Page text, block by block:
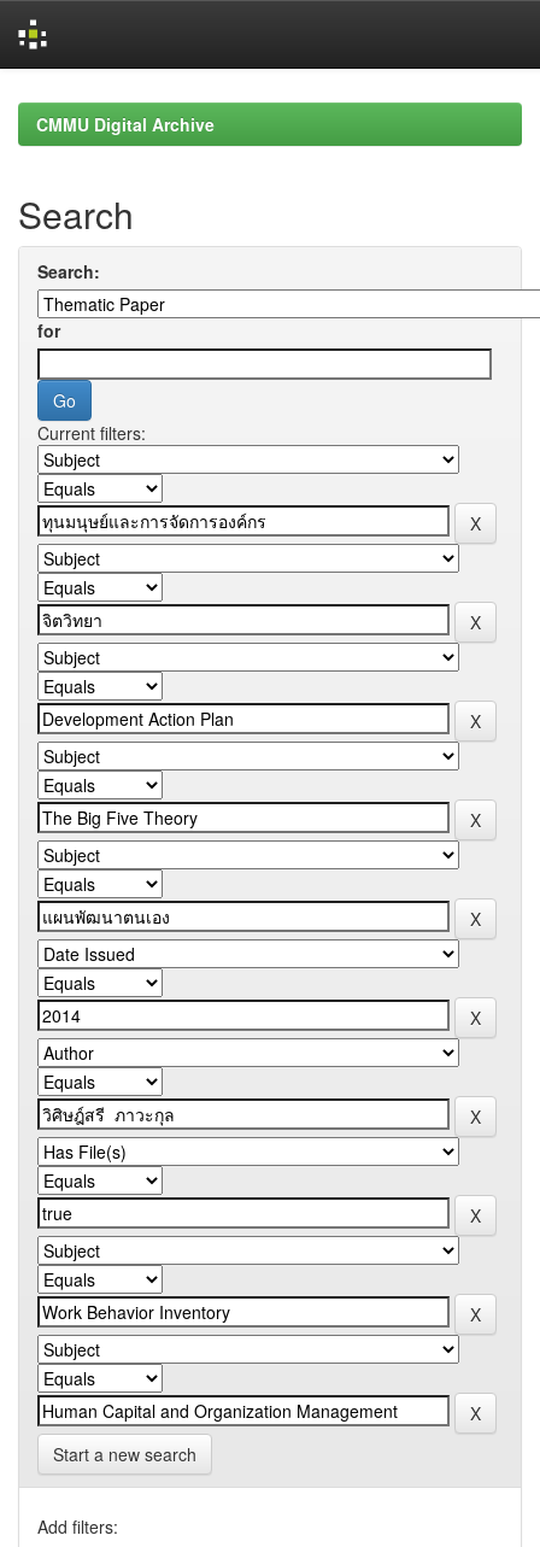
navigationCMMU Digital Archive
Search
Search:
for
Current filters:
Start a new search
Add filters: